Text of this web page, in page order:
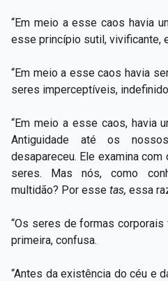
“Em meio a esse caos havia
esse princípio sutil, vivificante,
“Em meio a esse caos havia
seres imperceptíveis,
“Em meio a esse caos, havia
Antiguidade até os
desapareceu. Ele examina
seres. Mas nós, como
multidão? Por esse tas, essa
“Os seres de formas
primeira, confusa.
“Antes da existência do céu e